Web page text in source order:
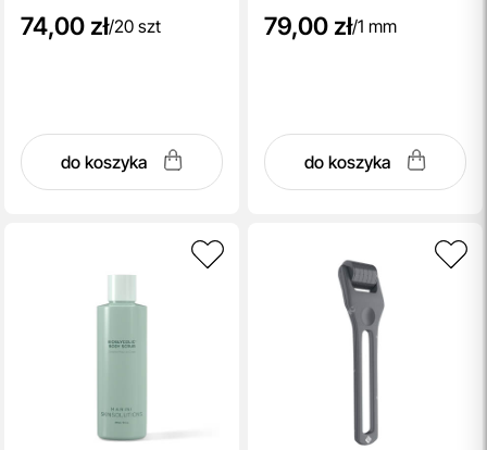
74,00 zł/20 szt
do koszyka
79,00 zł/1 mm
do koszyka